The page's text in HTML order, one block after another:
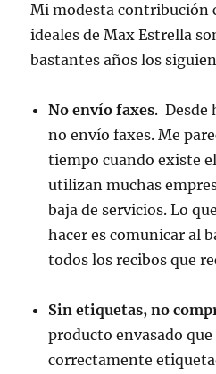
Mi modesta contribución
ideales de Max Estrella
bastantes años los
No envío faxes. Desde
no envío faxes. Me
tiempo cuando existe
utilizan muchas
baja de servicios. Lo
hacer es comunicar al
todos los recibos que
Sin etiquetas, no
producto envasado que
correctamente